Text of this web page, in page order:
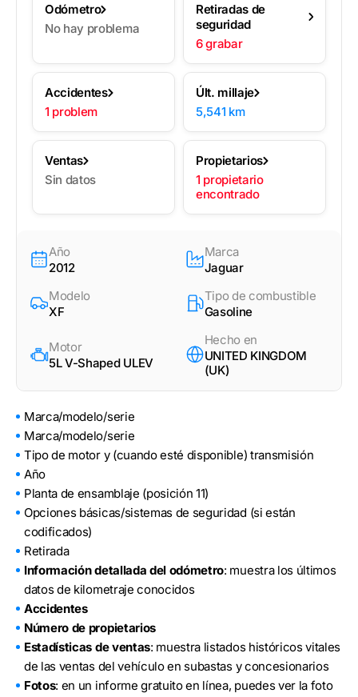
Odómetro
No hay problema
Retiradas de
seguridad
6 grabar
Accidentes
1 problem
Últ. millaje
5,541 km
Ventas
Sin datos
Propietarios
1 propietario
encontrado
Año
2012
Marca
Jaguar
Modelo
XF
Tipo de combustible
Gasoline
Motor
5L V-Shaped ULEV
Hecho en
UNITED KINGDOM
(UK)
Marca/modelo/serie
Marca/modelo/serie
Tipo de motor y (cuando esté disponible) transmisión
Año
Planta de ensamblaje (posición 11)
Opciones básicas/sistemas de seguridad (si están
codificados)
Retirada
Información detallada del odómetro: muestra los últimos
datos de kilometraje conocidos
Accidentes
Número de propietarios
Estadísticas de ventas: muestra listados históricos vitales
de las ventas del vehículo en subastas y concesionarios
Fotos: en un informe gratuito en línea, puedes ver la foto